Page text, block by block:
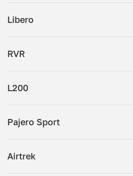
Libero
RVR
L200
Pajero Sport
Airtrek